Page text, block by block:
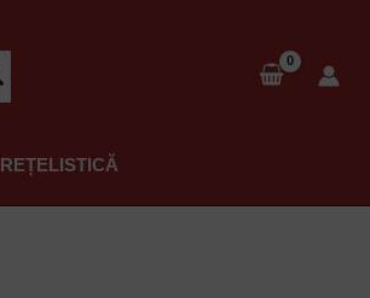
REȚELISTICĂ